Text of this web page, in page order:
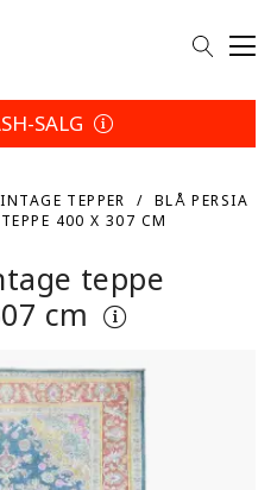
SALG
TEPPER
BLÅ PERSIA
400 X 307 CM
teppe
cm